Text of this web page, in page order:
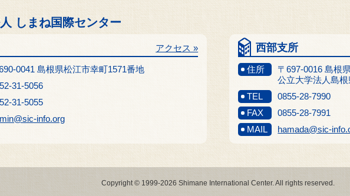
しまね国際センター
0041 島根県松江市幸町1571番地
アクセス »
31-5056
31-5055
info.org
西部支所
住所
〒697-0016 島根
公立大学法人島
TEL
0855-28-7990
FAX
0855-28-7991
MAIL
hamada@sic-
Copyright © 1999-2026 Shimane International Center. All rights reserved.